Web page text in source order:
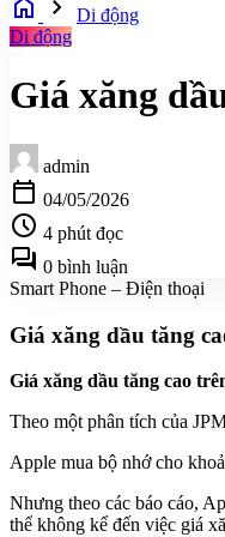
home chevron_right
Di động
Di động
Giá xăng
admin
calendar_today 04/05/2026
schedule 4 phút đọc
forum 0 bình luận
Smart Phone – Điện thoại
Giá xăng dầu tăng
Giá xăng dầu tăng cao
Theo một phân tích của
Apple mua bộ nhớ cho
Nhưng theo các báo cáo,
thể không kể đến việc giá